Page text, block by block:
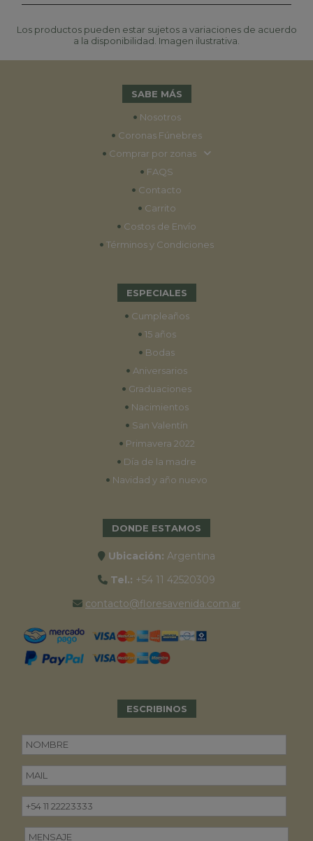
Los productos pueden estar sujetos a variaciones de acuerdo
a la disponibilidad. Imagen ilustrativa.
SABE MÁS
• Nosotros
• Coronas Fúnebres
• Comprar por zonas
• FAQS
• Contacto
• Carrito
• Costos de Envío
• Términos y Condiciones
ESPECIALES
• Cumpleaños
• 15 años
• Bodas
• Aniversarios
• Graduaciones
• Nacimientos
• San Valentín
• Primavera 2022
• Día de la madre
• Navidad y año nuevo
DONDE ESTAMOS
Ubicación: Argentina
Tel.: +54 11 42520309
contacto@floresavenida.com.ar
ESCRIBINOS